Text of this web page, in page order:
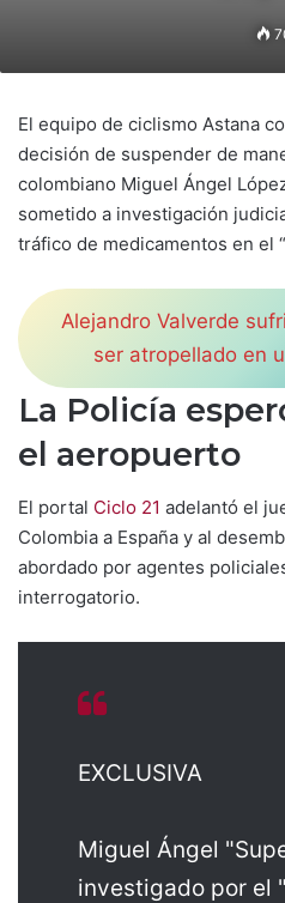
El equipo de ciclismo Astana
decisión de suspender de
colombiano Miguel Ángel
sometido a investigación
tráfico de medicamentos en el
Alejandro Valverde
ser atropellado en
La Policía
el aeropuerto
El portal Ciclo 21 adelantó el
Colombia a España y al
abordado por agentes
interrogatorio.
EXCLUSIVA
Miguel Ángel
investigado por el